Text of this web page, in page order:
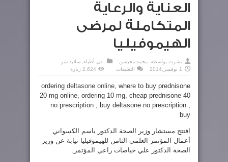
العناية والرعاية
المتكاملة لمرضى
الهيموفيليا
نشرت بواسطة: محمد محيسن في أطباء, سلايد شو
1 نوفمبر,2014
التعليقات
للوصول
تقديم
العناية
والرعاية
مغلقة
2,624 زيارة
ordering deltasone online, where to buy prednisone
20 mg online, ordering 10 mg, cheap prednisone 40
no prescription , buy deltasone no prescription ,
buy
افتتح مستشار وزير الصحة الدكتور باسم الكسواني
أعمال المؤتمر العلمي الثامن للهيموفيليا نيابة عن وزير
الصحة الدكتور علي حياصات راعي المؤتمر.